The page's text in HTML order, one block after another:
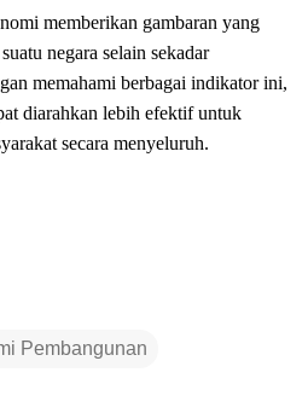
memberikan gambaran yang
negara selain sekadar
memahami berbagai indikator ini,
diarahkan lebih efektif untuk
secara menyeluruh.
Pembangunan